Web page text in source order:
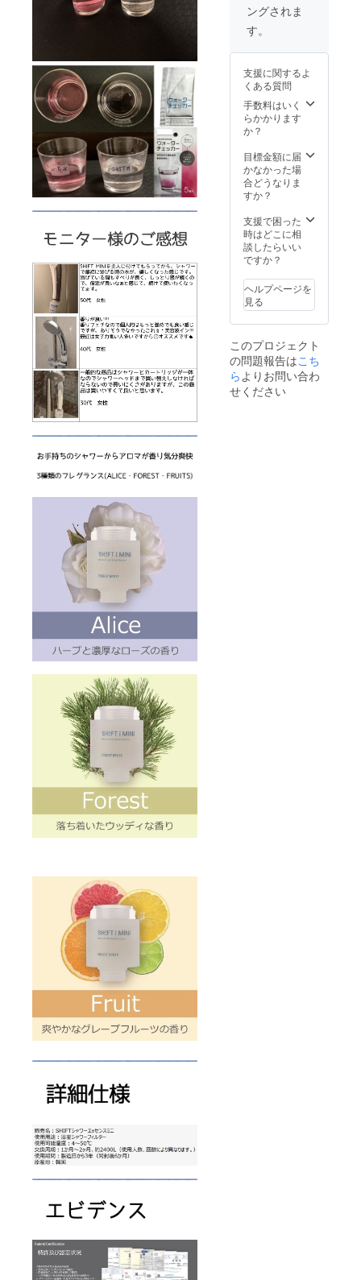
ングされま
す。
支援に関するよ
くある質問
手数料はいく
らかかります
か？
目標金額に届
かなかった場
合どうなりま
すか？
支援で困った
時はどこに相
談したらいい
ですか？
ヘルプページを
見る
このプロジェクト
の問題報告はこち
ら よりお問い合わ
せください